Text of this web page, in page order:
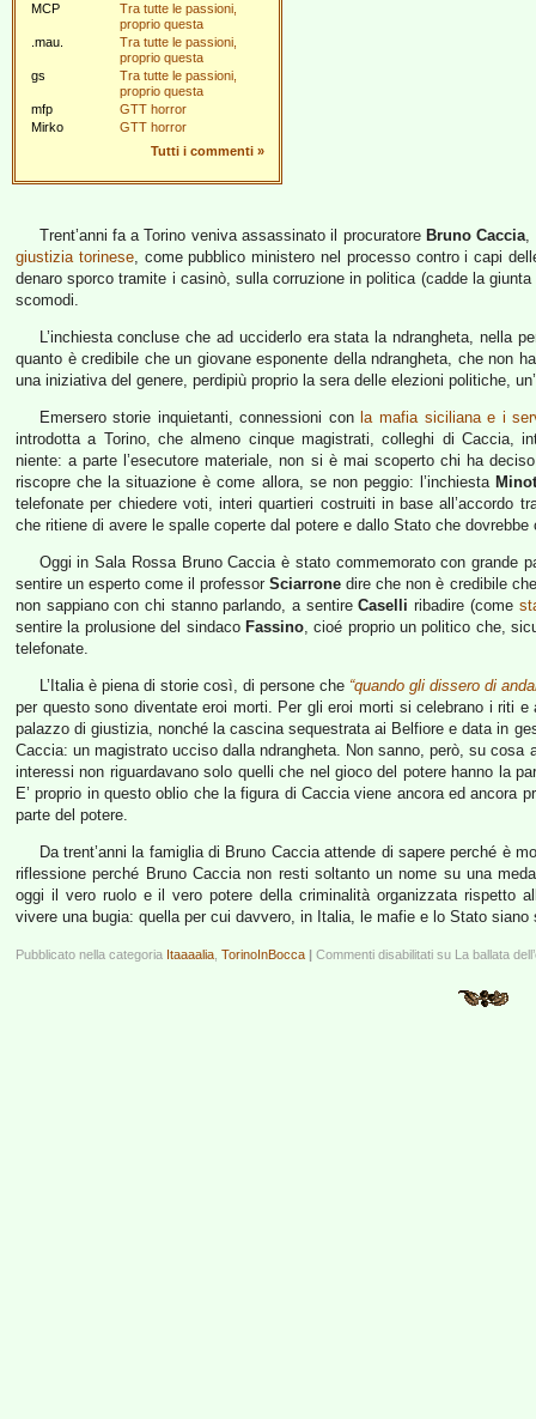
MCP
Tra tutte le passioni,
proprio questa
.mau.
Tra tutte le passioni,
proprio questa
gs
Tra tutte le passioni,
proprio questa
mfp
GTT horror
Mirko
GTT horror
Tutti i commenti »
Trent’anni fa a Torino veniva assassinato il procuratore Bruno Caccia,
giustizia torinese, come pubblico ministero nel processo contro i capi
denaro sporco tramite i casinò, sulla corruzione in politica (cadde la giunta
scomodi.
L’inchiesta concluse che ad ucciderlo era stata la ndrangheta, nella
quanto è credibile che un giovane esponente della ndrangheta, che non
una iniziativa del genere, perdipiù proprio la sera delle elezioni politiche,
Emersero storie inquietanti, connessioni con la mafia siciliana e i
introdotta a Torino, che almeno cinque magistrati, colleghi di Caccia,
niente: a parte l’esecutore materiale, non si è mai scoperto chi ha
riscopre che la situazione è come allora, se non peggio: l’inchiesta
telefonate per chiedere voti, interi quartieri costruiti in base all’accordo
che ritiene di avere le spalle coperte dal potere e dallo Stato che dovrebbe
Oggi in Sala Rossa Bruno Caccia è stato commemorato con grande
sentire un esperto come il professorSciarrone dire che non è credibile
non sappiano con chi stanno parlando, a sentireCaselli ribadire (come
sentire la prolusione del sindaco Fassino, cioé proprio un politico che,
telefonate.
L’Italia è piena di storie così, di persone che “quando gli dissero di
per questo sono diventate eroi morti. Per gli eroi morti si celebrano i riti
palazzo di giustizia, nonché la cascina sequestrata ai Belfiore e data in
Caccia: un magistrato ucciso dalla ndrangheta. Non sanno, però, su
interessi non riguardavano solo quelli che nel gioco del potere hanno la
E’ proprio in questo oblio che la figura di Caccia viene ancora ed
parte del potere.
Da trent’anni la famiglia di Bruno Caccia attende di sapere perché è
riflessione perché Bruno Caccia non resti soltanto un nome su una
oggi il vero ruolo e il vero potere della criminalità organizzata rispetto
vivere una bugia: quella per cui davvero, in Italia, le mafie e lo Stato siano
Pubblicato nella categoria Itaaaalia TorinoInBocca | Commenti disabilitati su La ballata